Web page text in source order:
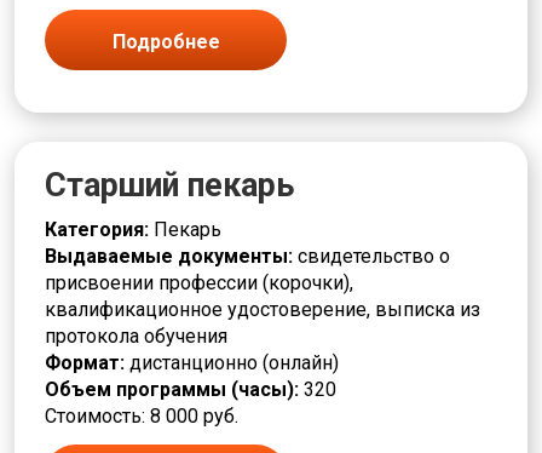
Повар
Подручный
Полировщик
Прессовщик
Приемщик
Программист
Продавец
Производственные процессы
Производство и технологии
Пропитчик
Различные профессии
Разметчик
Разнорабочие
Ремонт
Ремонтировщик
Подробнее
Старший пекарь
Категория: Пекарь
Выдаваемые документы: свидетельство о
присвоении профессии (корочки),
квалификационное удостоверение, выписка из
протокола обучения
Формат: дистанционно (онлайн)
Объем программы (часы): 320
Стоимость: 8 000 руб.